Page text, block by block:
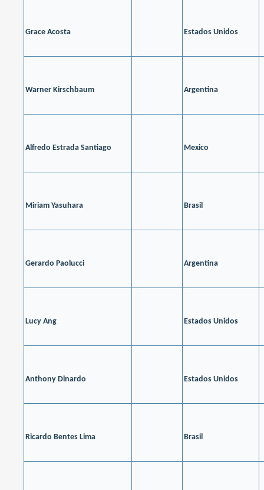
Grace Acosta Estados Unidos
Warner Kirschbaum Argentina
Alfredo Estrada Santiago Mexico
Miriam Yasuhara Brasil
Gerardo Paolucci Argentina
Lucy Ang Estados Unidos
Anthony Dinardo Estados Unidos
Ricardo Bentes Lima Brasil